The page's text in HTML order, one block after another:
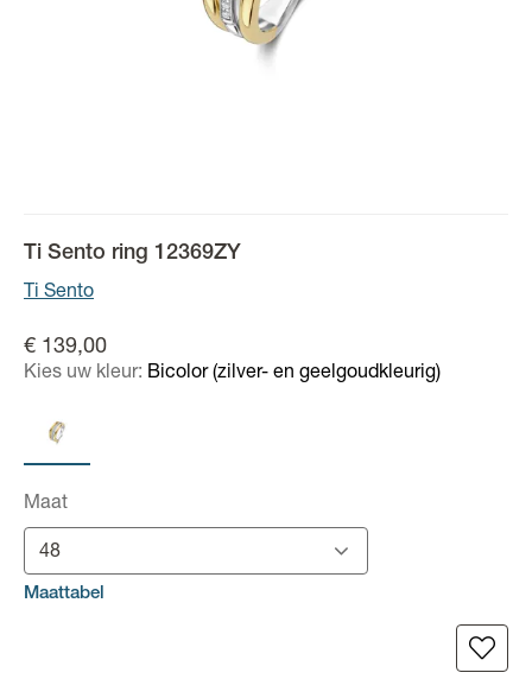
Ti Sento ring 12369ZY
Ti Sento
€ 139,00
Kies uw kleur: Bicolor (zilver- en geelgoudkleurig)
Maat
48
Maattabel